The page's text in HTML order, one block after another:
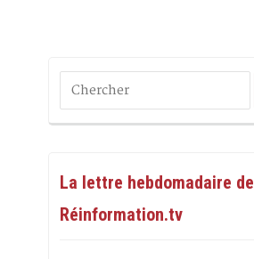
La lettre hebdomadaire de
Réinformation.tv